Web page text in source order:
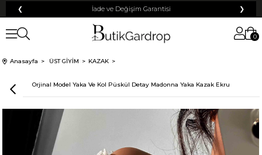
❮ İade ve Değişim Garantisi ❯
0
Anasayfa ÜST GİYİM KAZAK
Orjinal Model Yaka Ve Kol Püskül Detay Madonna Yaka Kazak Ekru